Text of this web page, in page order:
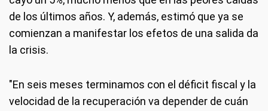
de los últimos años. Y, además, estimó que ya se
comienzan a manifestar los efetos de una salida da
la crisis.
"En seis meses terminamos con el déficit fiscal y la
velocidad de la recuperación va depender de cuán